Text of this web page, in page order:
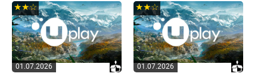
01.07.2026
★★☆
01.07.2026
★★☆